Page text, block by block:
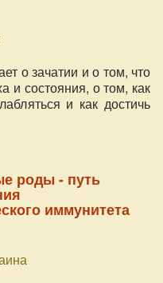
о зачатии и о том, что
и состояния, о том, как
и как достичь
роды - путь
иммунитета